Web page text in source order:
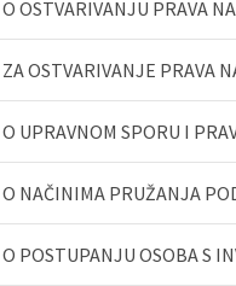
OSTVARIVANJE PRAVA
UPRAVNOM SPORU I